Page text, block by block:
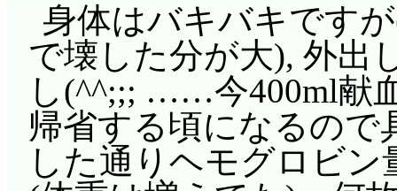
身体はバキバキです
で壊した分が大), 外出
し(^^;;; ……今400ml献
帰省する頃になるので
した通りヘモグロビ